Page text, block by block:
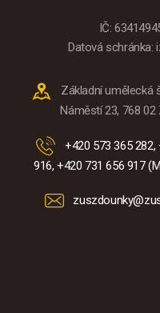
IČ:
Datová schránka:
Základní umělecká
Náměstí 23, 768 02
+420 573 365 282,
916, +420 731 656 917